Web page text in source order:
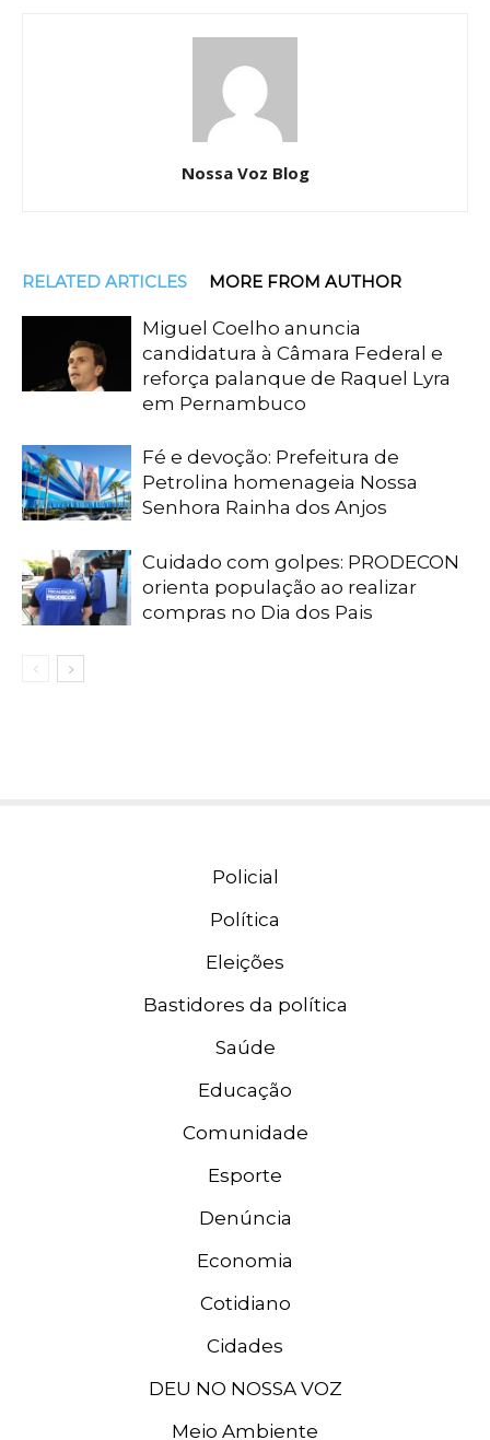
Nossa Voz Blog
RELATED ARTICLES MORE FROM AUTHOR
Miguel Coelho anuncia
candidatura à Câmara Federal e
reforça palanque de Raquel Lyra
em Pernambuco
Fé e devoção: Prefeitura de
Petrolina homenageia Nossa
Senhora Rainha dos Anjos
Cuidado com golpes: PRODECON
orienta população ao realizar
compras no Dia dos Pais
Policial
Política
Eleições
Bastidores da política
Saúde
Educação
Comunidade
Esporte
Denúncia
Economia
Cotidiano
Cidades
DEU NO NOSSA VOZ
Meio Ambiente